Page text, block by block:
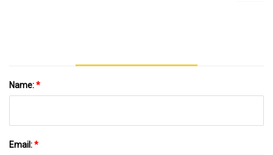
Name:*
Email:*